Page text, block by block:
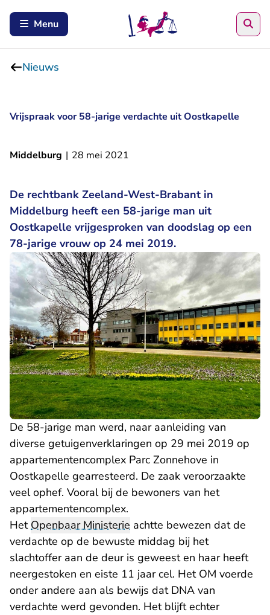
Menu
Nieuws
Vrijspraak voor 58-jarige verdachte uit Oostkapelle
Middelburg | 28 mei 2021
De rechtbank Zeeland-West-Brabant in
Middelburg heeft een 58-jarige man uit
Oostkapelle vrijgesproken van doodslag op een
78-jarige vrouw op 24 mei 2019.
De 58-jarige man werd, naar aanleiding van
diverse getuigenverklaringen op 29 mei 2019 op
appartementencomplex Parc Zonnehove in
Oostkapelle gearresteerd. De zaak veroorzaakte
veel ophef. Vooral bij de bewoners van het
appartementencomplex.
HetOpenbaar Ministerie achtte bewezen dat de
verdachte op de bewuste middag bij het
slachtoffer aan de deur is geweest en haar heeft
neergestoken en eiste 11 jaar cel. Het OM voerde
onder andere aan als bewijs dat DNA van
verdachte werd gevonden. Het blijft echter